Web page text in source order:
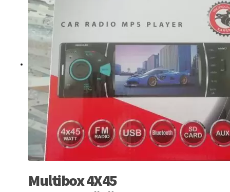
Multibox 4X45